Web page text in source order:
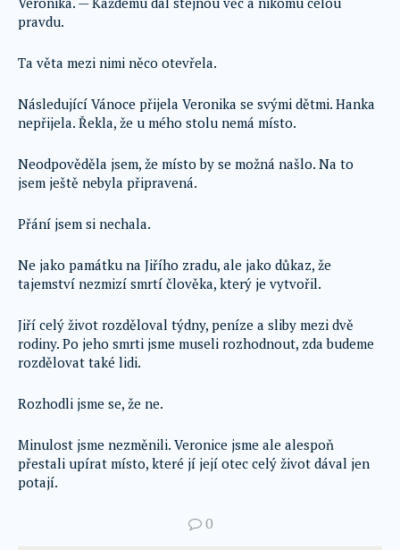
pravdu.
Ta věta mezi nimi něco otevřela.
Následující Vánoce přijela Veronika se svými dětmi. Hanka
nepřijela. Řekla, že u mého stolu nemá místo.
Neodpověděla jsem, že místo by se možná našlo. Na to
jsem ještě nebyla připravená.
Přání jsem si nechala.
Ne jako památku na Jiřího zradu, ale jako důkaz, že
tajemství nezmizí smrtí člověka, který je vytvořil.
Jiří celý život rozděloval týdny, peníze a sliby mezi dvě
rodiny. Po jeho smrti jsme museli rozhodnout, zda budeme
rozdělovat také lidi.
Rozhodli jsme se, že ne.
Minulost jsme nezměnili. Veronice jsme ale alespoň
přestali upírat místo, které jí její otec celý život dával jen
potají.
0